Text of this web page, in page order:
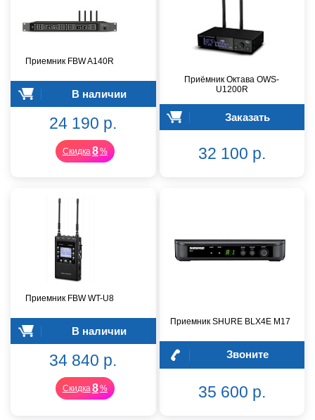
Приемник FBW A140R
В наличии
24 190 р.
Скидка 8%
Приёмник Октава OWS-
U1200R
Заказать
32 100 р.
Приемник FBW WT-U8
В наличии
34 840 р.
Скидка 8%
Приемник SHURE BLX4E M17
Звоните
35 600 р.